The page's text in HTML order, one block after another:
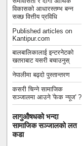
विकासको आधारस्तम्भ बन्न
सक्छ वित्तीय प्रविधि
Published articles on
Kantipur.com
बालबालिकालाई इन्टरनेटको
खतराबाट यसरी बचाउनुस्
नेपालीमा बढ्दो पुस्तान्तरण
कसरी चिन्ने सामाजिक
सञ्जालमा आउने 'फेक न्यूज' ?
लागुऔषधको भन्दा
सामाजिक सञ्जालको लत
कडा